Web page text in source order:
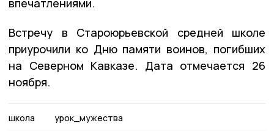
впечатлениями.
Встречу в Староюрьевской средней школе
приурочили ко Дню памяти воинов, погибших
на Северном Кавказе. Дата отмечается 26
ноября.
школа урок_мужества